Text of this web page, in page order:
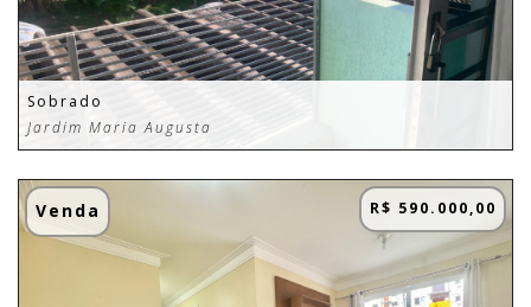
Sobrado
Jardim Maria Augusta
Venda R$ 590.000,00